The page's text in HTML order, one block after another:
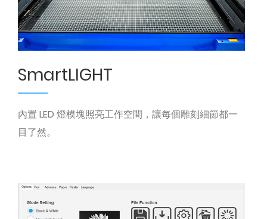
SmartLIGHT
內置 LED 燈模塊照亮工作空間，讓每個雕刻細節都一
目了然。